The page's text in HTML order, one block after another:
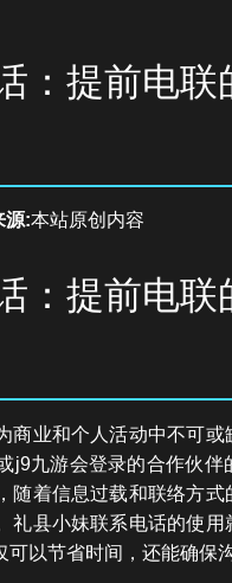
：提前电联
源:本站原创内容
：提前电联
商业和个人活动中不可
j9九游会登录的合作伙伴
随着信息过载和联络方
礼县小妹联系电话的使
以节省时间，还能确保